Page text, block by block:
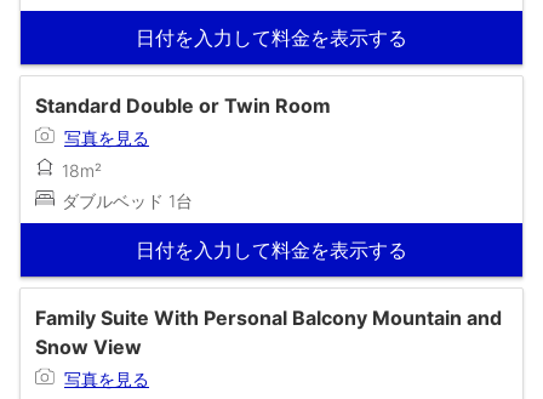
日付を入力して料金を表示する
Standard Double or Twin Room
写真を見る
18m²
ダブルベッド 1台
日付を入力して料金を表示する
Family Suite With Personal Balcony Mountain and
Snow View
写真を見る